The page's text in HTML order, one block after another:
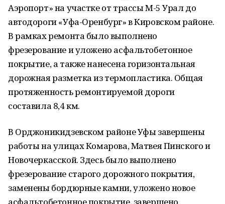
Аэропорт» на участке от трассы М-5 Урал до
автодороги «Уфа-Оренбург» в Кировском районе.
В рамках ремонта было выполнено
фрезерование и уложено асфальтобетонное
покрытие, а также нанесена горизонтальная
дорожная разметка из термопластика. Общая
протяженность ремонтируемой дороги
составила 8,4 км.
В Орджоникидзевском районе Уфы завершены
работы на улицах Комарова, Матвея Пинского и
Новочеркасской. Здесь было выполнено
фрезерование старого дорожного покрытия,
заменены бордюрные камни, уложено новое